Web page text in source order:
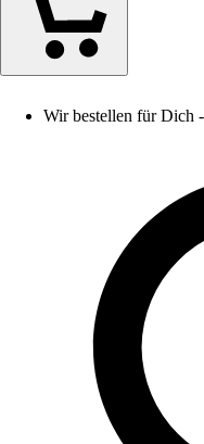
Wir bestellen für Dich